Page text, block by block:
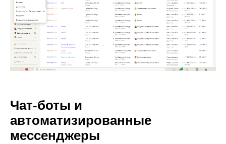
Чат-боты и
автоматизированные
мессенджеры